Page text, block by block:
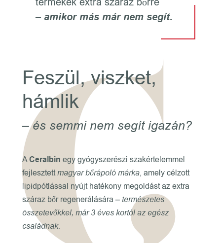
– amikor más már nem segít.
Feszül, viszket,
hámlik
– és semmi nem segít igazán?
ACeralbin egy gyógyszerészi szakértelemmel
fejlesztettmagyar bőrápoló márka, amely célzott
lipidpótlással nyújt hatékony megoldást az extra
száraz bőr regenerálására – természetes
összetevőkkel, már 3 éves kortól az egész
családnak.